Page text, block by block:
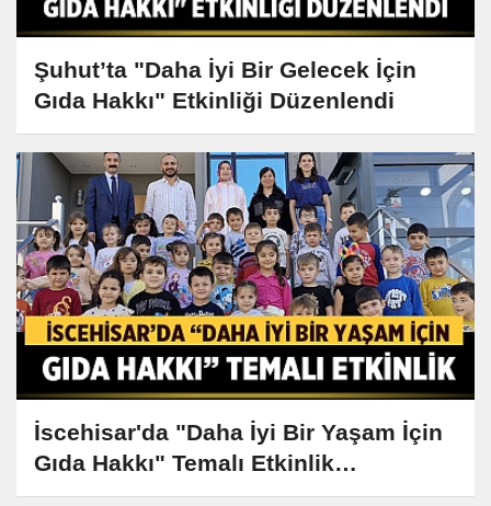
Şuhut’ta "Daha İyi Bir Gelecek İçin
Gıda Hakkı" Etkinliği Düzenlendi
İscehisar'da "Daha İyi Bir Yaşam İçin
Gıda Hakkı" Temalı Etkinlik
Düzenlendi